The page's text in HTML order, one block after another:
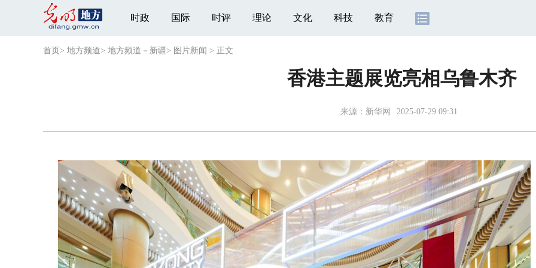
时政 国际 时评 理论 文化 科技 教育
首页 > 地方频道> 地方频道－新疆> 图片新闻 > 正文
香港主题展览亮相乌鲁木齐
来源： 新华网 2025-07-29 09:31